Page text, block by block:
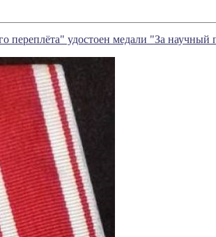
переплёта" удостоен медали "За научный